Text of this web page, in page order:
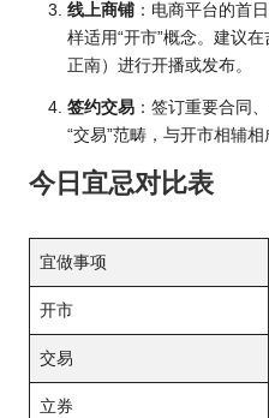
线上商铺 ：电商平台的首
样适用“开市”概念。建议
正南）进行开播或发布。
签约交易 ：签订重要合同
“交易”范畴，与开市相辅相
今日宜忌对比表
宜做事项
开市
交易
立券